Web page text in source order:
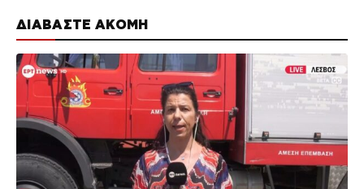
ΔΙΑΒΑΣΤΕ ΑΚΟΜΗ